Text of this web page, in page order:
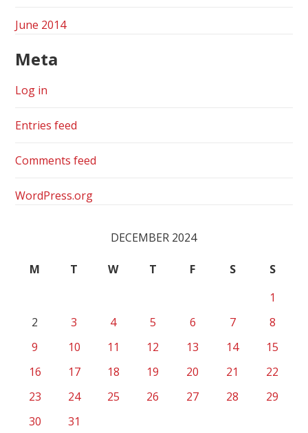
June 2014
Meta
Log in
Entries feed
Comments feed
WordPress.org
DECEMBER 2024
M T W T F S
S
1
2
3 4 5 6 7
8
9
10 11 12 13 14
15
16
17 18 19 20 21
22
23
24 25 26 27 28
29
30
31